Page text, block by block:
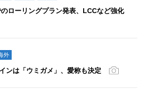
ローリングプラン発表、LCCなど強化
外
ンは「ウミガメ」、愛称も決定